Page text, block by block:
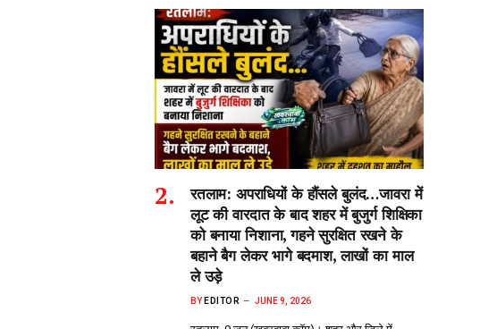
रतलाम: अपराधियों के हौंसले बुलंद…जावरा में
लूट की वारदात के बाद शहर में बुजुर्ग शिक्षिका
को बनाया निशाना, गहने सुरक्षित रखने के
बहाने बैग लेकर भागे बदमाश, लाखों का माल
ले उड़े
BY EDITOR JUNE 9, 2026